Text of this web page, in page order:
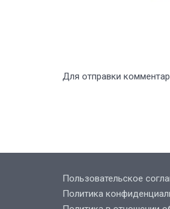
Для отправки
Пользовательское
Политика